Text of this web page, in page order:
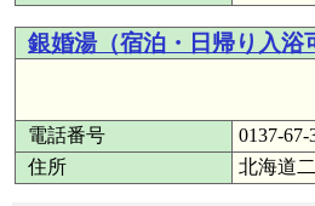
銀婚湯（宿泊・日帰り入浴
電話番号
0137-67-
住所
北海道